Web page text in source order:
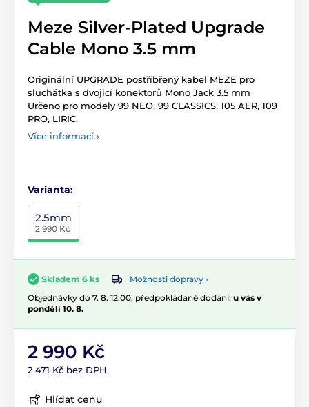
Meze Silver-Plated Upgrade
Cable Mono 3.5 mm
Originální UPGRADE postříbřený kabel MEZE pro
sluchátka s dvojicí konektorů Mono Jack 3.5 mm
Určeno pro modely 99 NEO, 99 CLASSICS, 105 AER, 109
PRO, LIRIC.
Více informací ›
Varianta:
2.5mm
2 990 Kč
Skladem 6 ks
Možnosti dopravy ›
Objednávky do 7. 8. 12:00, předpokládané dodání: u vás v
pondělí 10. 8.
2 990 Kč
2 471 Kč bez DPH
Hlídat cenu